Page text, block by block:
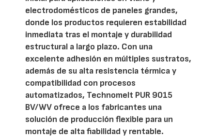
electrodomésticos de paneles grandes,
donde los productos requieren estabilidad
inmediata tras el montaje y durabilidad
estructural a largo plazo. Con una
excelente adhesión en múltiples sustratos,
además de su alta resistencia térmica y
compatibilidad con procesos
automatizados, Technomelt PUR 9015
BV/WV ofrece a los fabricantes una
solución de producción flexible para un
montaje de alta fiabilidad y rentable.